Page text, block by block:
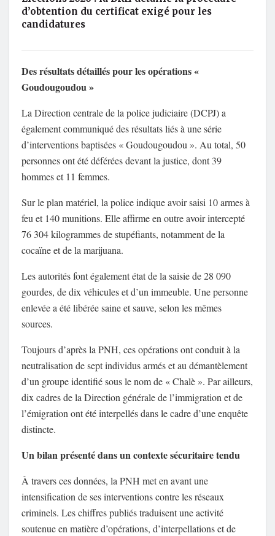
d’obtention du certificat exigé pour les
candidatures
Des résultats détaillés pour les opérations «
Goudougoudou »
La Direction centrale de la police judiciaire (DCPJ) a
également communiqué des résultats liés à une série
d’interventions baptisées « Goudougoudou ». Au total, 50
personnes ont été déférées devant la justice, dont 39
hommes et 11 femmes.
Sur le plan matériel, la police indique avoir saisi 10 armes à
feu et 140 munitions. Elle affirme en outre avoir intercepté
76 304 kilogrammes de stupéfiants, notamment de la
cocaïne et de la marijuana.
Les autorités font également état de la saisie de 28 090
gourdes, de dix véhicules et d’un immeuble. Une personne
enlevée a été libérée saine et sauve, selon les mêmes
sources.
Toujours d’après la PNH, ces opérations ont conduit à la
neutralisation de sept individus armés et au démantèlement
d’un groupe identifié sous le nom de « Chalè ». Par ailleurs,
dix cadres de la Direction générale de l’immigration et de
l’émigration ont été interpellés dans le cadre d’une enquête
distincte.
Un bilan présenté dans un contexte sécuritaire tendu
À travers ces données, la PNH met en avant une
intensification de ses interventions contre les réseaux
criminels. Les chiffres publiés traduisent une activité
soutenue en matière d’opérations, d’interpellations et de